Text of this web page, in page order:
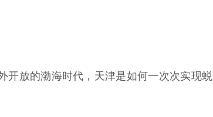
开放的渤海时代，天津是如何一次次实现蜕